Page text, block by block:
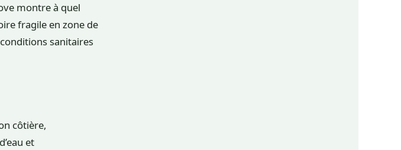
montre à quel
fragile en zone de
sanitaires
côtière,
et